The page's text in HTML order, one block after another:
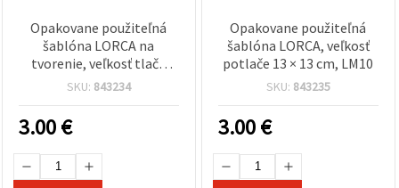
Opakovane použiteľná
šablóna LORCA na
tvorenie, veľkosť tlače
13×13 cm, LM9
SKU: 843234
3.00€
Opakovane použiteľná
šablóna LORCA, veľkosť
potlače 13 × 13 cm, LM10
SKU: 843235
3.00€